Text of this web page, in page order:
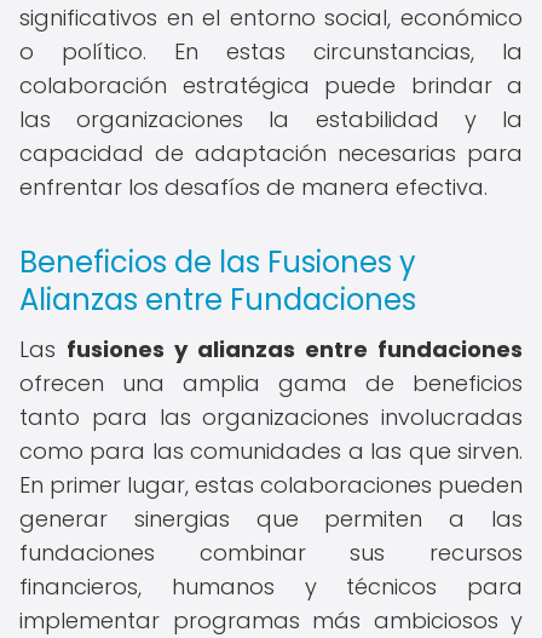
significativos en el entorno social, económico
o político. En estas circunstancias, la
colaboración estratégica puede brindar a
las organizaciones la estabilidad y la
capacidad de adaptación necesarias para
enfrentar los desafíos de manera efectiva.
Beneficios de las Fusiones y
Alianzas entre Fundaciones
Las fusiones y alianzas entre fundaciones
ofrecen una amplia gama de beneficios
tanto para las organizaciones involucradas
como para las comunidades a las que sirven.
En primer lugar, estas colaboraciones pueden
generar sinergias que permiten a las
fundaciones combinar sus recursos
financieros, humanos y técnicos para
implementar programas más ambiciosos y